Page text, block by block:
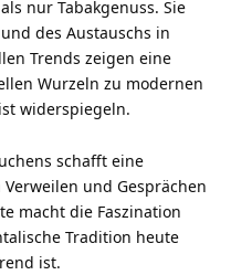
nur Tabakgenuss. Sie
des Austauschs in
Trends zeigen eine
Wurzeln zu modernen
widerspiegeln.
schafft eine
und Gesprächen
macht die Faszination
Tradition heute
ist.